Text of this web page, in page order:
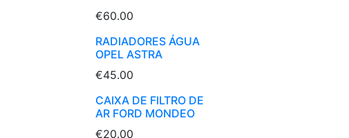
€60.00
RADIADORES ÁGUA
OPEL ASTRA
€45.00
CAIXA DE FILTRO DE
AR FORD MONDEO
€20.00